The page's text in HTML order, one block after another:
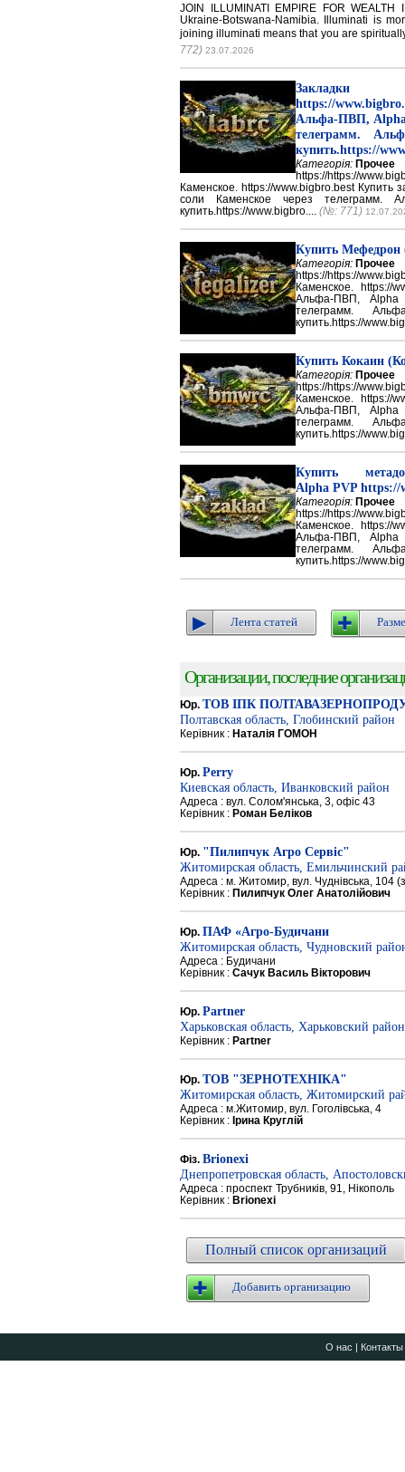
JOIN ILLUMINATI EMPIRE FOR WEALTH
Ukraine-Botswana-Namibia. Illuminati is
joining illuminati means that you are
772) 23.07.2026
Закладки
https://
Альфа-ПВП, Alpha
телеграмм.
купить.https://
Категорія: Прочее
https://https://
Каменское. https://www.bigbro.best Купить
соли Каменское через телеграмм.
купить.https://www.bigbro.... (№: 771)
Купить
Категорія: Прочее
https://https://
Каменское. https://
Альфа-ПВП, Alpha
телеграмм.
купить.https://
Купить Кокаин
Категорія: Прочее
https://https://
Каменское. https://
Альфа-ПВП, Alpha
телеграмм.
купить.https://
Купить
Alpha PVP https://
Категорія: Прочее
https://https://
Каменское. https://
Альфа-ПВП, Alpha
телеграмм.
купить.https://
Лента статей
Организации, последние
Юр. ТОВ ІПК
Полтавская область, Глобинский район
Керівник : Наталія ГОМОН
Юр. Perry
Киевская область, Иванковский район
Адреса : вул. Солом'янська, 3, офіс 43
Керівник : Роман Беліков
Юр. "Пилипчук Агро Сервіс"
Житомирская область, Емильчинский
Адреса : м. Житомир, вул. Чуднівська, 104
Керівник : Пилипчук Олег Анатолійович
Юр. ПАФ «Агро-Будичани
Житомирская область, Чудновский
Адреса : Будичани
Керівник : Сачук Василь Вікторович
Юр. Partner
Харьковская область, Харьковский район
Керівник : Partner
Юр. ТОВ "ЗЕРНОТЕХНІКА"
Житомирская область, Житомирский
Адреса : м.Житомир, вул. Гоголівська, 4
Керівник : Ірина Круглій
Фіз. Brionexi
Днепропетровская область,
Адреса : проспект Трубників, 91, Нікополь
Керівник : Brionexi
Полный список организаций
Добавить организацию
О нас | Контакты